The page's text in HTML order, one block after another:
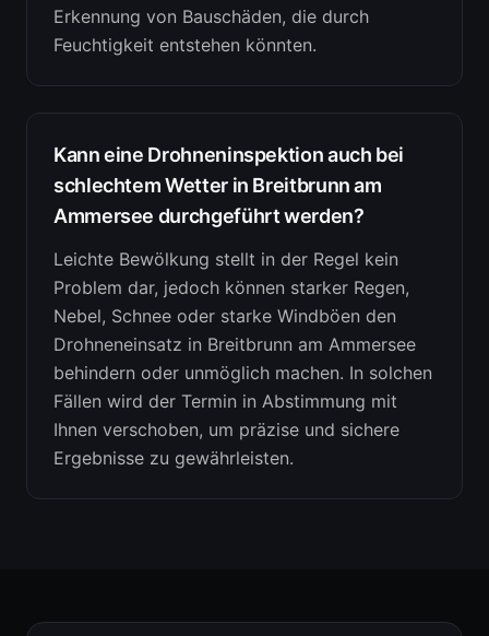
Erkennung von Bauschäden, die durch
Feuchtigkeit entstehen könnten.
Kann eine Drohneninspektion auch bei
schlechtem Wetter in Breitbrunn am
Ammersee durchgeführt werden?
Leichte Bewölkung stellt in der Regel kein
Problem dar, jedoch können starker Regen,
Nebel, Schnee oder starke Windböen den
Drohneneinsatz in Breitbrunn am Ammersee
behindern oder unmöglich machen. In solchen
Fällen wird der Termin in Abstimmung mit
Ihnen verschoben, um präzise und sichere
Ergebnisse zu gewährleisten.